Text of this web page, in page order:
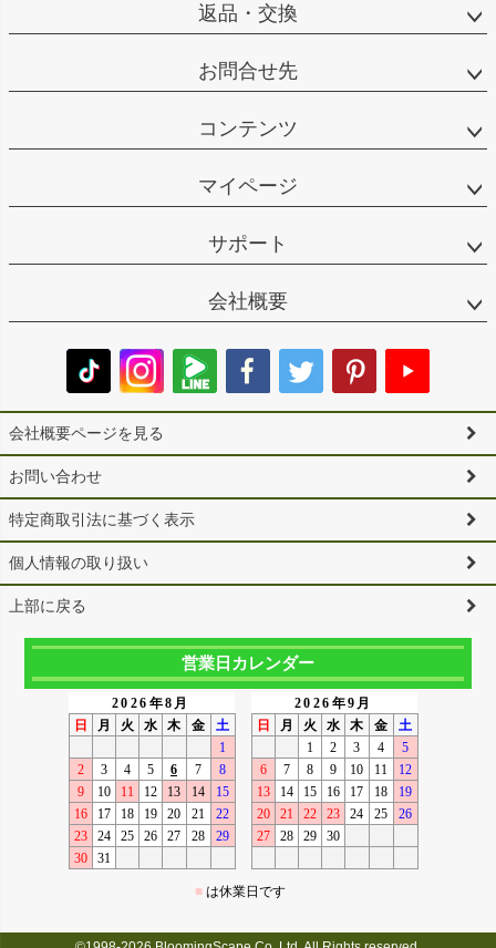
返品・交換
お問合せ先
コンテンツ
マイページ
サポート
会社概要
会社概要ページを見る
お問い合わせ
特定商取引法に基づく表示
個人情報の取り扱い
上部に戻る
営業日カレンダー